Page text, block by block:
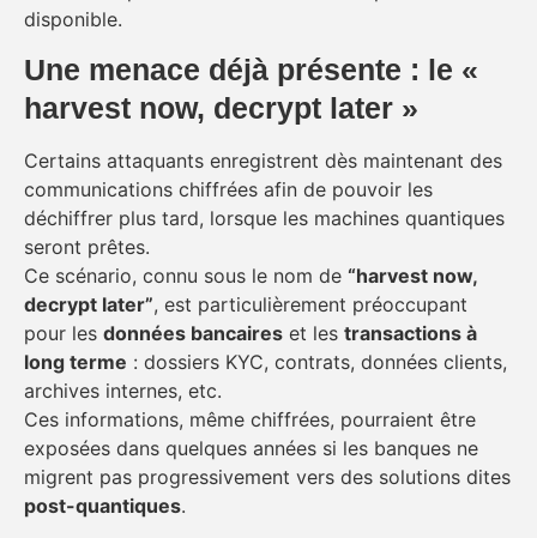
disponible.
Une menace déjà présente : le «
harvest now, decrypt later »
Certains attaquants enregistrent dès maintenant des
communications chiffrées afin de pouvoir les
déchiffrer plus tard, lorsque les machines quantiques
seront prêtes.
Ce scénario, connu sous le nom de “harvest now,
decrypt later”, est particulièrement préoccupant
pour les données bancaires et les transactions à
long terme : dossiers KYC, contrats, données clients,
archives internes, etc.
Ces informations, même chiffrées, pourraient être
exposées dans quelques années si les banques ne
migrent pas progressivement vers des solutions dites
post-quantiques.